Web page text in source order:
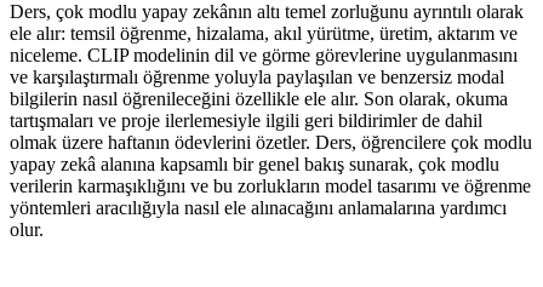
Ders, çok modlu yapay zekânın altı temel zorluğunu ayrıntılı olarak
ele alır: temsil öğrenme, hizalama, akıl yürütme, üretim, aktarım ve
niceleme. CLIP modelinin dil ve görme görevlerine uygulanmasını
ve karşılaştırmalı öğrenme yoluyla paylaşılan ve benzersiz modal
bilgilerin nasıl öğrenileceğini özellikle ele alır. Son olarak, okuma
tartışmaları ve proje ilerlemesiyle ilgili geri bildirimler de dahil
olmak üzere haftanın ödevlerini özetler. Ders, öğrencilere çok modlu
yapay zekâ alanına kapsamlı bir genel bakış sunarak, çok modlu
verilerin karmaşıklığını ve bu zorlukların model tasarımı ve öğrenme
yöntemleri aracılığıyla nasıl ele alınacağını anlamalarına yardımcı
olur.